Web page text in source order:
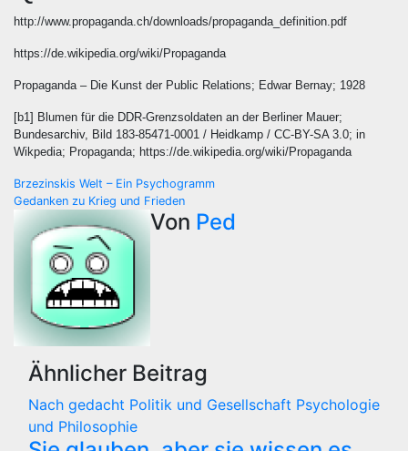
http://www.propaganda.ch/downloads/propaganda_definition.pdf
https://de.wikipedia.org/wiki/Propaganda
Propaganda – Die Kunst der Public Relations; Edwar Bernay; 1928
[b1] Blumen für die DDR-Grenzsoldaten an der Berliner Mauer;
Bundesarchiv, Bild 183-85471-0001 / Heidkamp / CC-BY-SA 3.0; in
Wikpedia; Propaganda; https://de.wikipedia.org/wiki/Propaganda
Beitragsnavigation
Brzezinskis Welt – Ein Psychogramm
Gedanken zu Krieg und Frieden
Von Ped
Ähnlicher Beitrag
Nach gedacht Politik und Gesellschaft Psychologie
und Philosophie